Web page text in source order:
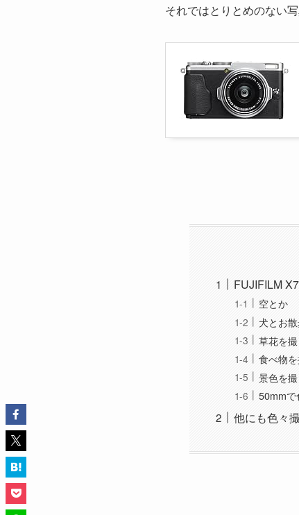
それではとりとめのない
FUJIFILM
空とか
犬とお
草花を
食べ物
景色を
50mmで
他にも色々